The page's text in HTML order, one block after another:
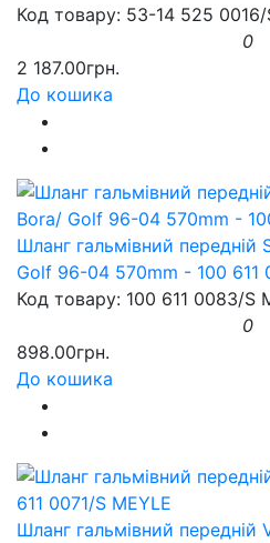
Код товару: 53-14 525 0016/
0
2 187.00грн.
До кошика
Шланг гальмівний
Golf 96-04 570mm - 100 611
Код товару: 100 611 0083/S
0
898.00грн.
До кошика
Шланг гальмівний